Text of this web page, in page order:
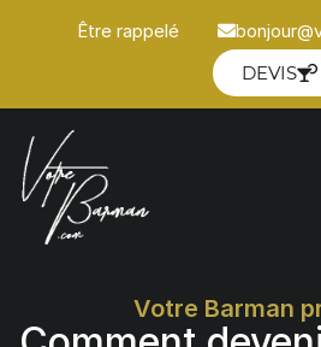
Être rappelé
DEVIS
Votre Barman